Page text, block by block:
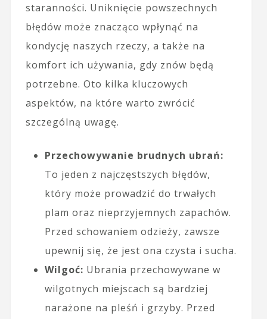
staranności. Uniknięcie powszechnych
błędów może znacząco wpłynąć na
kondycję naszych rzeczy, a także na
komfort ich używania, gdy znów będą
potrzebne. Oto kilka kluczowych
aspektów, na które warto zwrócić
szczególną uwagę.
Przechowywanie brudnych ubrań:
To jeden z najczęstszych błędów,
który może prowadzić do trwałych
plam oraz nieprzyjemnych zapachów.
Przed schowaniem odzieży, zawsze
upewnij się, że jest ona czysta i sucha.
Wilgoć: Ubrania przechowywane w
wilgotnych miejscach są bardziej
narażone na pleśń i grzyby. Przed